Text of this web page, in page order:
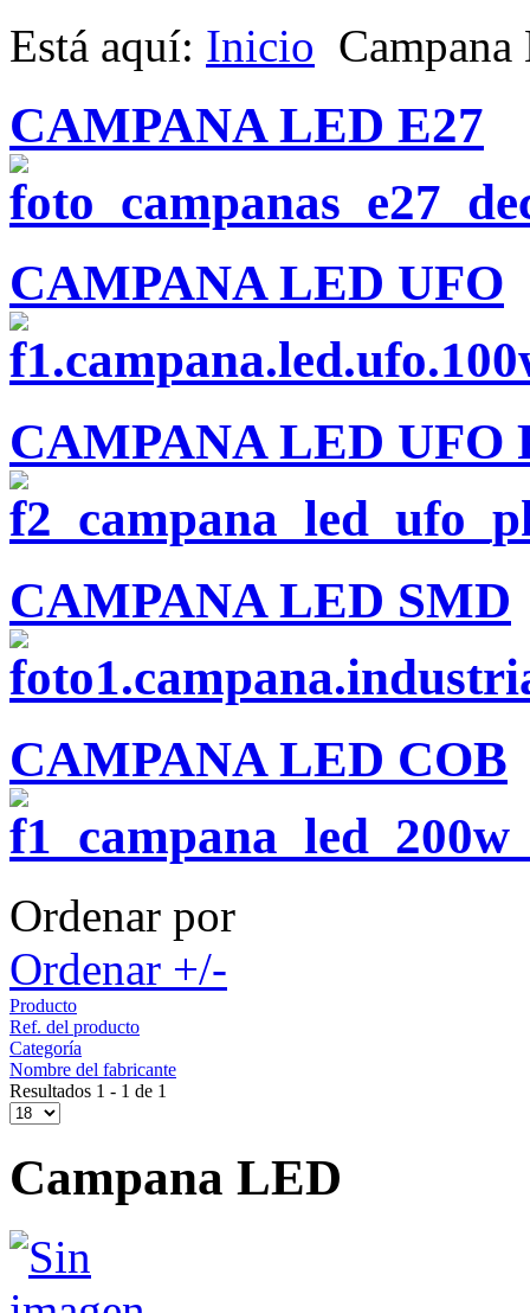
Está aquí: Inicio
CAMPANA LED E27
CAMPANA LED UFO
CAMPANA LED UFO
CAMPANA LED SMD
CAMPANA LED COB
Ordenar por
Ordenar +/-
Producto
Ref. del producto
Categoría
Nombre del fabricante
Resultados 1 - 1 de 1
Campana LED